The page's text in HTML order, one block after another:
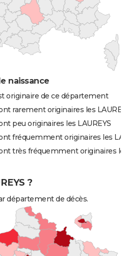
naissance
originaire de ce département
rarement originaires les
peu originaires les LAUREYS
fréquemment originaires les
très fréquemment originaires
?
département de décès.